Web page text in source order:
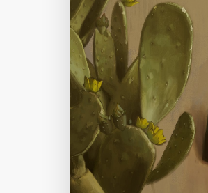
Author Name
--
下载
--
分类
--
主色调
--
发布 未知设备